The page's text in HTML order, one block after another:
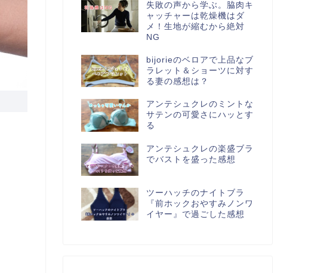
失敗の声から学ぶ。脇肉キ
ャッチャーは乾燥機はダ
メ！生地が縮むから絶対
NG
bijorieのベロアで上品なブ
ラレット＆ショーツに対す
る妻の感想は？
アンテシュクレのミントな
サテンの可愛さにハッとす
る
アンテシュクレの楽盛ブラ
でバストを盛った感想
ツーハッチのナイトブラ
『前ホックおやすみノンワ
イヤー』で過ごした感想